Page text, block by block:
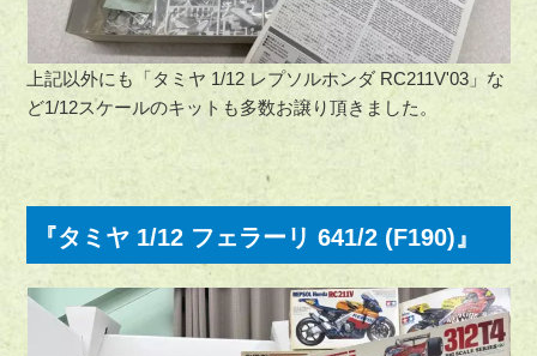
上記以外にも「タミヤ 1/12 レプソルホンダ RC211V'03」な
ど1/12スケールのキットも多数お譲り頂きました。
『タミヤ 1/12 フェラーリ 641/2 (F190)』